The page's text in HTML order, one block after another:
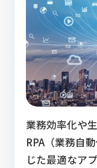
業務効率化や
RPA（業務自
じた最適なア